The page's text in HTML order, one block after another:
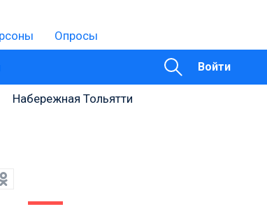
Опросы
Войти
Набережная Тольятти